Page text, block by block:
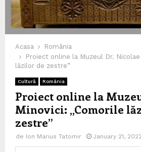
Acasa
România
Proiect online la Muzeul Dr.
lăzilor de zestre”
Cultură România
Proiect online la
Minovici: „Comorile
zestre”
de Ion Marius Tatomir January 21, 2022